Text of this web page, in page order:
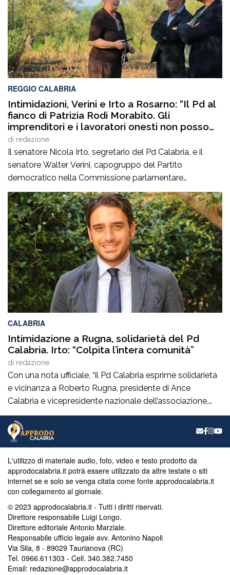
generale della ItalConsult Spa, […]
REGGIO CALABRIA
Intimidazioni, Verini e Irto a Rosarno: “Il Pd al
fianco di Patrizia Rodi Morabito. Gli
imprenditori e i lavoratori onesti non posso
essere lasciati da soli”
di redazione
Il senatore Nicola Irto, segretario del Pd Calabria, e il
senatore Walter Verini, capogruppo del Partito
democratico nella Commissione parlamentare
Antimafia, hanno fatto visita a Patrizia Rodi Morabito,
imprenditrice agricola di Rosarno (Rc) la cui azienda è
stata più volte colpita da incendi, furti e danneggiamenti.
L’ultimo grave episodio si è verificato nei giorni scorsi […]
CALABRIA
Intimidazione a Rugna, solidarietà del Pd
Calabria. Irto: “Colpita l’intera comunità”
di redazione
Con una nota ufficiale, “il Pd Calabria esprime solidarietà
e vicinanza a Roberto Rugna, presidente di Ance
Calabria e vicepresidente nazionale dell’associazione,
per il grave episodio che ha colpito il cantiere della sua
azienda a Schiavonea (Cs), dove sono stati
pesantemente danneggiati alcuni mezzi meccanici”. Il
condanna […]
L'utilizzo di materiale audio, foto, video e testo prodotto da
approdocalabria.it potrà essere utilizzato da altre testate o siti
internet se e solo se venga citata come fonte approdocalabria.it
con collegamento al giornale.
© 2023 approdocalabria.it - Tutti i diritti riservati.
Direttore responsabile Luigi Longo.
Direttore editoriale Antonio Marziale.
Responsabile ufficio legale avv. Antonino Napoli
Via Sila, 8 - 89029 Taurianova (RC)
Tel. 0966.611303 - Cell. 340.382.7450
Email: redazione@approdocalabria.it